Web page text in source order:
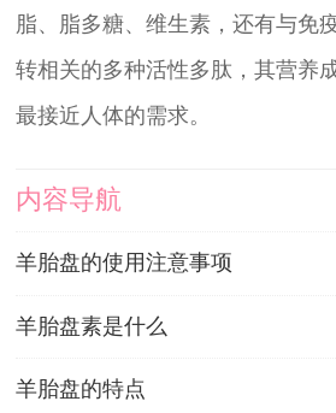
脂、脂多糖、维生素，还有与免
转相关的多种活性多肽，其营养
最接近人体的需求。
内容导航
羊胎盘的使用注意事项
羊胎盘素是什么
羊胎盘的特点